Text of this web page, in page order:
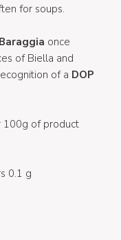
for soups.
once
of Biella and
of a DOP
100g of product
0.1 g